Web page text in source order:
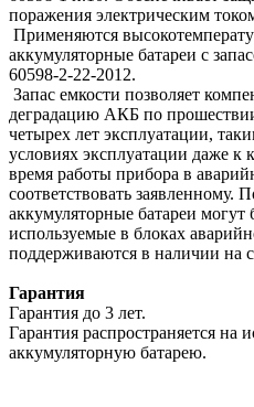
поражения электрическим
Применяются
аккумуляторные батареи с
60598-2-22-2012.
Запас емкости позволяет
деградацию АКБ по
четырех лет эксплуатации,
условиях эксплуатации даже к
время работы прибора в
соответствовать
аккумуляторные батареи
используемые в блоках
поддерживаются в наличии на
Гарантия
Гарантия до 3 лет.
Гарантия распространяется на
аккумуляторную батарею.